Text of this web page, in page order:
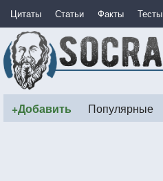
Цитаты Статьи Факты Тесты
+Добавить Популярные